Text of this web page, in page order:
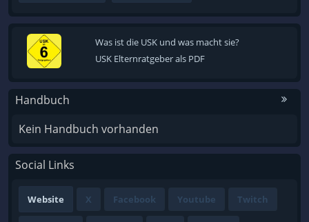
Was ist die USK und was macht sie?
USK Elternratgeber als PDF
Handbuch
Kein Handbuch vorhanden
Social Links
Website X Facebook Youtube Twitch